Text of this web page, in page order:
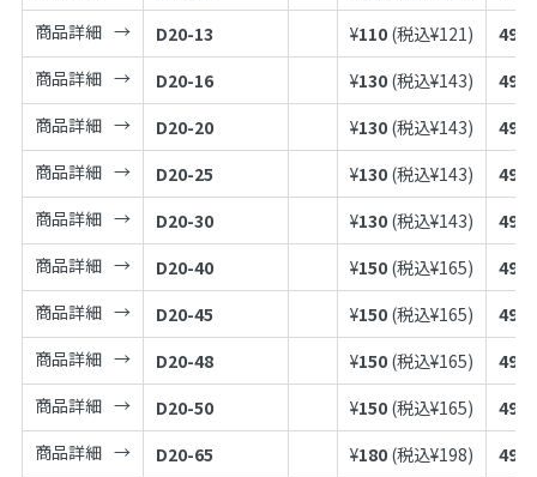
商品詳細
D20-13 ¥110 (税込¥121)
商品詳細
D20-16 ¥130 (税込¥143)
商品詳細
D20-20 ¥130 (税込¥143)
商品詳細
D20-25 ¥130 (税込¥143)
商品詳細
D20-30 ¥130 (税込¥143)
商品詳細
D20-40 ¥150 (税込¥165)
商品詳細
D20-45 ¥150 (税込¥165)
商品詳細
D20-48 ¥150 (税込¥165)
商品詳細
D20-50 ¥150 (税込¥165)
商品詳細
D20-65 ¥180 (税込¥198)